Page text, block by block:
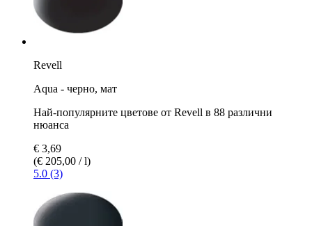
Revell
Aqua - черно, мат
Най-популярните цветове от Revell в 88 различни
нюанса
€ 3,69
(€ 205,00 / l)
5.0 (3)